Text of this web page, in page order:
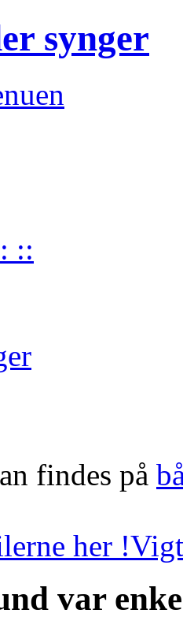
synger
::
findes på
her !
var